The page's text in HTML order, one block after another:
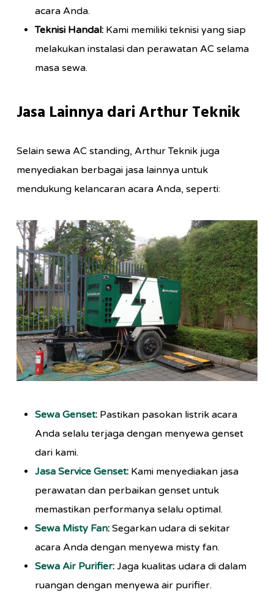
acara Anda.
Teknisi Handal:Kami memiliki teknisi yang siap
melakukan instalasi dan perawatan AC selama
masa sewa.
Jasa Lainnya dari Arthur Teknik
Selain sewa AC standing, Arthur Teknik juga
menyediakan berbagai jasa lainnya untuk
mendukung kelancaran acara Anda, seperti:
Sewa Genset:Pastikan pasokan listrik acara
Anda selalu terjaga dengan menyewa genset
dari kami.
Jasa Service Genset:Kami menyediakan jasa
perawatan dan perbaikan genset untuk
memastikan performanya selalu optimal.
Sewa Misty Fan:Segarkan udara di sekitar
acara Anda dengan menyewa misty fan.
Sewa Air Purifier:Jaga kualitas udara di dalam
ruangan dengan menyewa air purifier.